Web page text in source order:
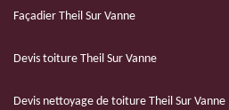
Façadier Theil Sur Vanne
Devis toiture Theil Sur Vanne
Devis nettoyage de toiture Theil Sur Vanne